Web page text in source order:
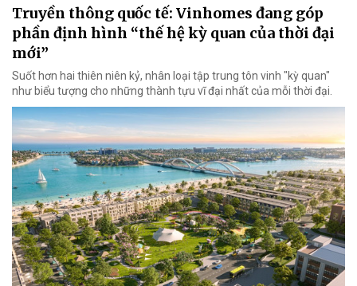
Truyền thông quốc tế: Vinhomes đang góp
phần định hình “thế hệ kỳ quan của thời đại
mới”
Suốt hơn hai thiên niên kỷ, nhân loại tập trung tôn vinh "kỳ quan"
như biểu tượng cho những thành tựu vĩ đại nhất của mỗi thời đại.